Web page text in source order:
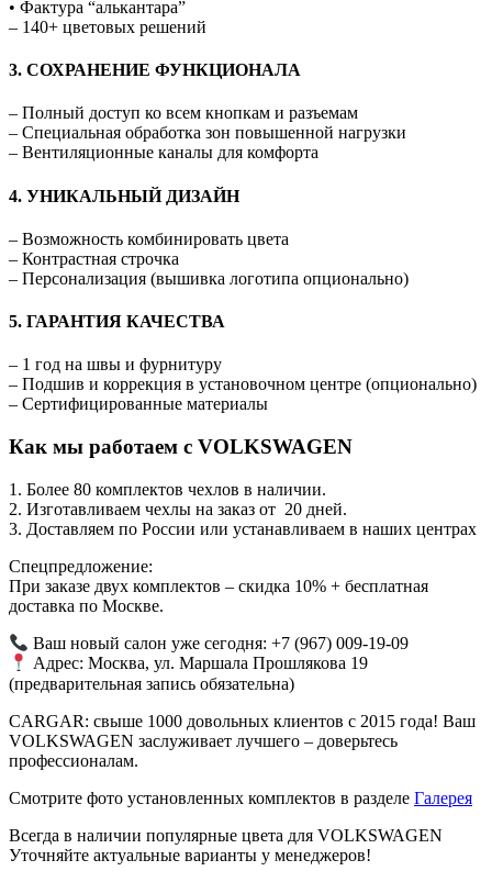
• Фактура “алькантара”
– 140+ цветовых решений
3. СОХРАНЕНИЕ ФУНКЦИОНАЛА
– Полный доступ ко всем кнопкам и разъемам
– Специальная обработка зон повышенной нагрузки
– Вентиляционные каналы для комфорта
4. УНИКАЛЬНЫЙ ДИЗАЙН
– Возможность комбинировать цвета
– Контрастная строчка
– Персонализация (вышивка логотипа опционально)
5. ГАРАНТИЯ КАЧЕСТВА
– 1 год на швы и фурнитуру
– Подшив и коррекция в установочном центре (опционально)
– Сертифицированные материалы
Как мы работаем с VOLKSWAGEN
1. Более 80 комплектов чехлов в наличии.
2. Изготавливаем чехлы на заказ от 20 дней.
3. Доставляем по России или устанавливаем в наших центрах
Спецпредложение:
При заказе двух комплектов – скидка 10% + бесплатная
доставка по Москве.
Ваш новый салон уже сегодня: +7 (967) 009-19-09
Адрес: Москва, ул. Маршала Прошлякова 19
(предварительная запись обязательна)
CARGAR: свыше 1000 довольных клиентов с 2015 года! Ваш
VOLKSWAGEN заслуживает лучшего – доверьтесь
профессионалам.
Смотрите фото установленных комплектов в разделе Галерея
Всегда в наличии популярные цвета для VOLKSWAGEN
Уточняйте актуальные варианты у менеджеров!